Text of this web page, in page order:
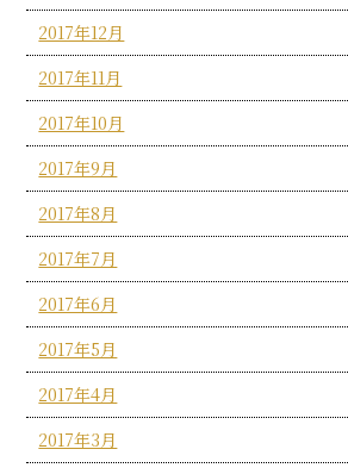
2017年12月
2017年11月
2017年10月
2017年9月
2017年8月
2017年7月
2017年6月
2017年5月
2017年4月
2017年3月